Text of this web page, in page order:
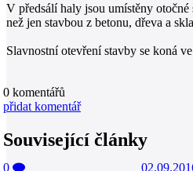
V předsálí haly jsou umístěny
než jen stavbou z betonu, dřeva a
Slavnostní otevření stavby se koná
0 komentářů
přidat komentář
Související články
0